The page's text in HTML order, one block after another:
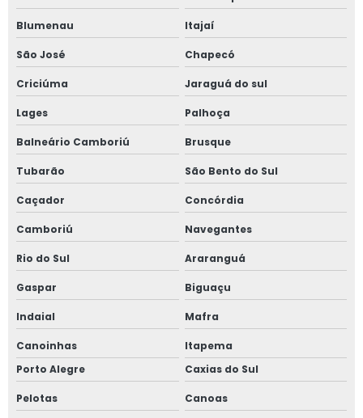
Blumenau Itajaí
São José Chapecó
Criciúma Jaraguá do sul
Lages Palhoça
Balneário Camboriú Brusque
Tubarão São Bento do Sul
Caçador Concórdia
Camboriú Navegantes
Rio do Sul Araranguá
Gaspar Biguaçu
Indaial Mafra
Canoinhas
Itapema
Porto Alegre
Caxias do Sul
Pelotas Canoas